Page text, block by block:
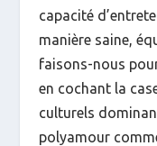
capacité
manière saine,
faisons-nous
en cochant la
culturels
polyamour